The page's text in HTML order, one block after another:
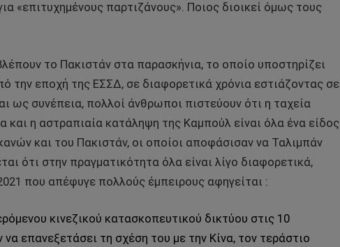
«επιτυχημένους παρτιζάνους». Ποιος διοικεί όμως τους
το Πακιστάν στα παρασκήνια, το οποίο υποστηρίζει
την εποχή της ΕΣΣΔ, σε διαφορετικά χρόνια εστιάζοντας σε
ως συνέπεια, πολλοί άνθρωποι πιστεύουν ότι η ταχεία
η αστραπιαία κατάληψη της Καμπούλ είναι όλα ένα είδος
και του Πακιστάν, οι οποίοι αποφάσισαν να Ταλιμπάν
ότι στην πραγματικότητα όλα είναι λίγο διαφορετικά,
που απέφυγε πολλούς έμπειρους αφηγείται :
κινεζικού κατασκοπευτικού δικτύου στις 10
επανεξετάσει τη σχέση του με την Κίνα, τον τεράστιο